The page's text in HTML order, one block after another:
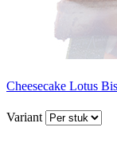
Cheesecake Lotus
Variant